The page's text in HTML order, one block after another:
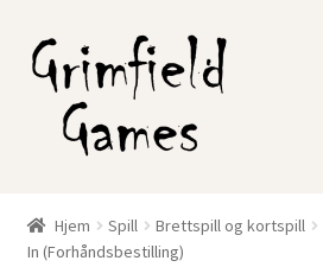
Hopp
til
navigasjon
Hopp
til
innhold
Nettbutikk
Hjem Spill Brettspill og kortspill
In (Forhåndsbestilling)